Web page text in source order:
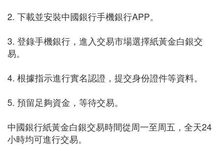
2. 下載並安裝中國銀行手機銀行APP。
3. 登錄手機銀行，進入交易市場選擇紙黃金白銀交
易。
4. 根據指示進行實名認證，提交身份證件等資料。
5. 預留足夠資金，等待交易。
中國銀行紙黃金白銀交易時間從周一至周五，全天24
小時均可進行交易。